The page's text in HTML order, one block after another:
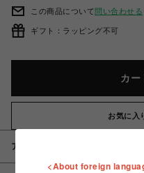
この商品について問い合わせる
ギフト：ラッピング不可
カー
お気に入
アイテム説明 / 素材
<About foreign